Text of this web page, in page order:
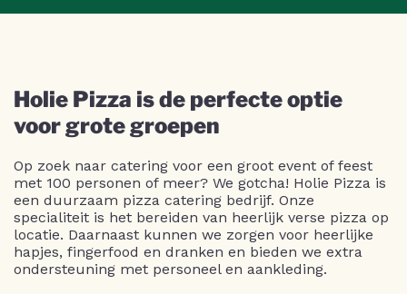
Holie Pizza is de perfecte optie
voor grote groepen
Op zoek naar catering voor een groot event of feest
met 100 personen of meer? We gotcha! Holie Pizza is
een duurzaam pizza catering bedrijf. Onze
specialiteit is het bereiden van heerlijk verse pizza op
locatie. Daarnaast kunnen we zorgen voor heerlijke
hapjes, fingerfood en dranken en bieden we extra
ondersteuning met personeel en aankleding.